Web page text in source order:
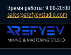
Skip
content
Время работы: 9:00-20:00
sales@arefyevstudio.com